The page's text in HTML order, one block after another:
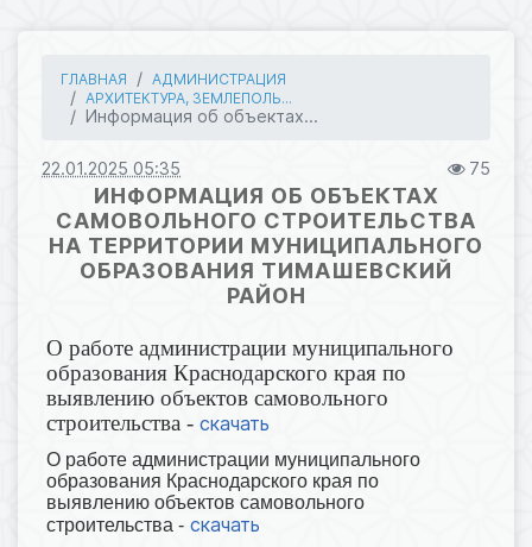
ГЛАВНАЯ
АДМИНИСТРАЦИЯ
АРХИТЕКТУРА, ЗЕМЛЕПОЛЬ...
Информация об объектах...
22.01.2025 05:35 75
ИНФОРМАЦИЯ ОБ ОБЪЕКТАХ
САМОВОЛЬНОГО СТРОИТЕЛЬСТВА
НА ТЕРРИТОРИИ МУНИЦИПАЛЬНОГО
ОБРАЗОВАНИЯ ТИМАШЕВСКИЙ
РАЙОН
О работе администрации муниципального
образования Краснодарского края по
выявлению объектов самовольного
строительства - скачать
О работе администрации муниципального
образования Краснодарского края по
выявлению объектов самовольного
строительства - скачать